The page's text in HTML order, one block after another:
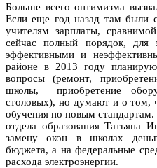
Больше всего оптимизма
Если еще год назад там были
учителям зарплаты,
сейчас полный порядок, для
эффективными и
районе в 2013 году
вопросы (ремонт,
школы, приобретение
столовых), но думают и о том,
обучения по новым стандартам.
отдела образования Татьяна
замену окон в школах
бюджета, а на федеральные
расхода электроэнергии.